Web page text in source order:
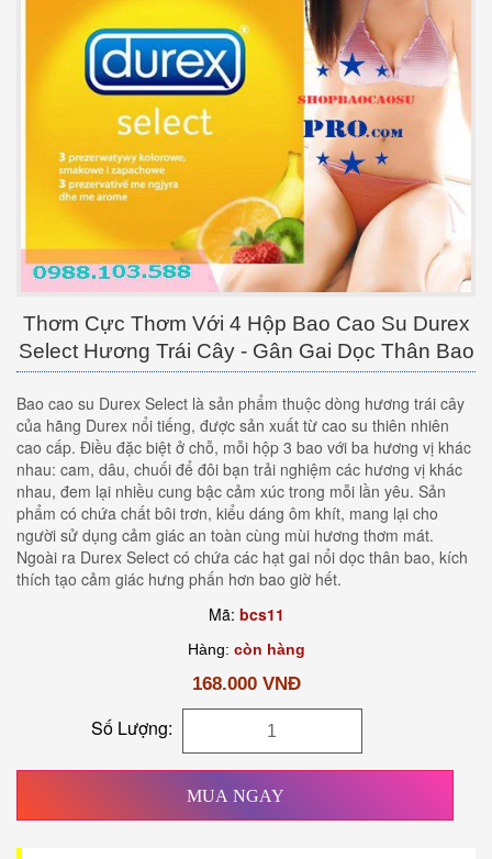
Thơm Cực Thơm Với 4 Hộp Bao Cao Su Durex
Select Hương Trái Cây - Gân Gai Dọc Thân Bao
Bao cao su Durex Select là sản phẩm thuộc dòng hương trái cây
của hãng Durex nổi tiếng, được sản xuất từ cao su thiên nhiên
cao cấp. Điều đặc biệt ở chỗ, mỗi hộp 3 bao với ba hương vị khác
nhau: cam, dâu, chuối để đôi bạn trải nghiệm các hương vị khác
nhau, đem lại nhiều cung bậc cảm xúc trong mỗi lần yêu. Sản
phẩm có chứa chất bôi trơn, kiểu dáng ôm khít, mang lại cho
người sử dụng cảm giác an toàn cùng mùi hương thơm mát.
Ngoài ra Durex Select có chứa các hạt gai nổi dọc thân bao, kích
thích tạo cảm giác hưng phấn hơn bao giờ hết.
Mã: bcs11
Hàng: còn hàng
168.000 VNĐ
Số Lượng:
MUA NGAY